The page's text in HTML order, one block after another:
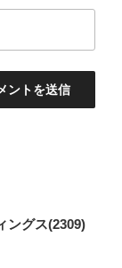
ングス(2309)